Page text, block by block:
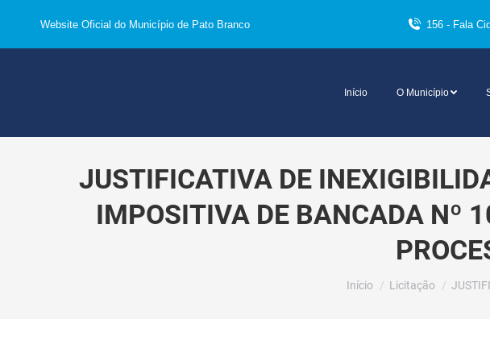
Website Oficial do Município de Pato Branco 156 - Fala
Início O Município
JUSTIFICATIVA DE
IMPOSITIVA DE BANCADA Nº
Você está aqui:
Início Licitação